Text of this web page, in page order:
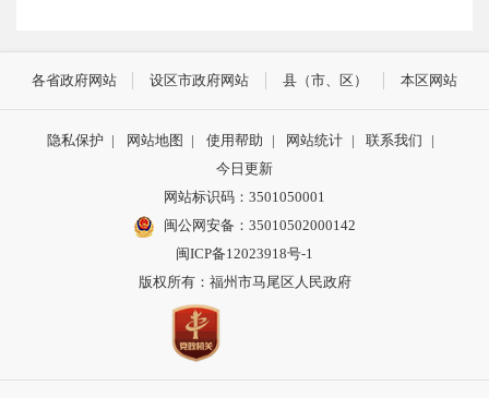
各省政府网站 设区市政府网站 县（市、区） 本区网站
隐私保护 | 网站地图 | 使用帮助 | 网站统计 | 联系我们
|
今日更新
网站标识码：3501050001
闽公网安备：35010502000142
闽ICP备12023918号-1
版权所有：福州市马尾区人民政府